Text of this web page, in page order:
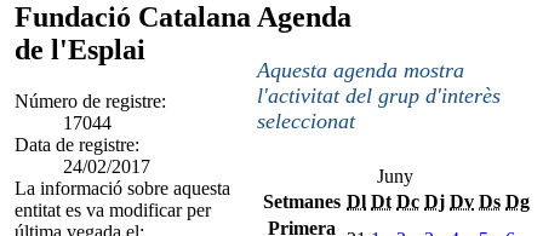
Fundació Catalana
de l'Esplai
Número de registre:
17044
Data de registre:
24/02/2017
La informació sobre aquesta
entitat es va modificar per
última vegada el:
Agenda
Aquesta agenda mostra
l'activitat del grup d'interès
seleccionat
Juny
Setmanes Dl Dt Dc Dj Dv Ds Dg
Primera